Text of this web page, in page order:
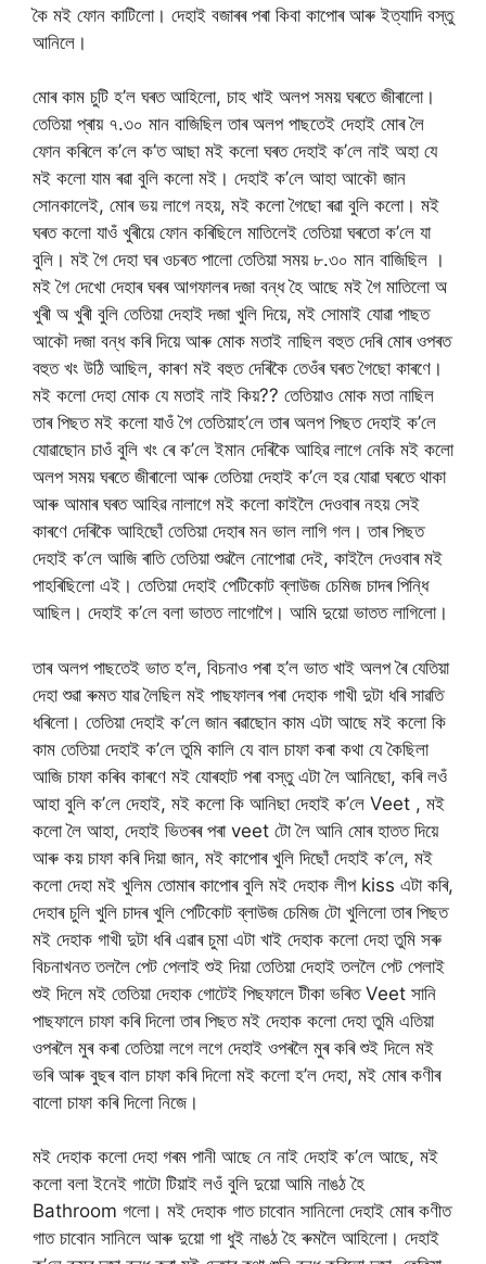
কৈ ম‌ই ফোন কাটিলো। দেহাই বজাৰৰ পৰা কিবা কাপোৰ আৰু ইত্যাদি বস্তু
আনিলে।
মোৰ কাম চুটি হ’ল ঘৰত আহিলো, চাহ খাই অলপ সময় ঘৰতে জীৰালো।
তেতিয়া প্ৰায় ৭.৩০ মান বাজিছিল তাৰ অলপ পাছতেই দেহাই মোৰ লৈ
ফোন কৰিলে ক’লে ক’ত আছা ম‌ই কলো ঘৰত দেহাই ক’লে নাই অহা যে
ম‌ই কলো যাম ৰৱা বুলি কলো মই। দেহাই ক’লে আহা আকৌ জান
সোনকালেই, মোৰ ভয় লাগে নহয়, মই কলো গৈছো ৰৱা বুলি কলো। মই
ঘৰত কলো যাওঁ‌ খুৰীয়ে ফোন কৰিছিলে মাতিলেই তেতিয়া ঘৰতো ক’লে যা
বুলি। মই গৈ দেহা ঘৰ ওচৰত পালো তেতিয়া সময় ৮.৩০ মান বাজিছিল ।
মই গৈ দেখো দেহাৰ ঘৰৰ আগফালৰ দজা বন্ধ হৈ আছে মই গৈ মাতিলো অ
খুৰী অ খুৰী বুলি তেতিয়া দেহাই দজা খুলি দিয়ে, মই সোমাই যোৱা পাছত
আকৌ দজা বন্ধ কৰি দিয়ে আৰু মোক মতাই নাছিল বহুত দেৰি মোৰ ওপৰত
বহুত খং উঠি আছিল, কাৰণ মই বহুত দেৰিকৈ তেওঁৰ ঘৰত গৈছো কাৰণে।
মই কলো দেহা মোক যে মতাই নাই কিয়?? তেতিয়াও মোক মতা নাছিল
তাৰ পিছত ম‌ই কলো যাওঁ গৈ তেতিয়াহ’লে তাৰ অলপ পিছত দেহাই ক’লে
যোৱাছোন চাওঁ বুলি খং ৰে ক’লে ইমান দেৰিকৈ আহিৱ লাগে নেকি মই কলো
অলপ সময় ঘৰতে জীৰালো আৰু তেতিয়া দেহাই ক’লে হৱ যোৱা ঘৰতে থাকা
আৰু আমাৰ ঘৰত আহিৱ নালাগে মই কলো কাইলৈ দেওবাৰ নহয় সেই
কাৰণে দেৰিকৈ আহিছোঁ তেতিয়া দেহাৰ মন ভাল লাগি গল। তাৰ পিছত
দেহাই ক’লে আজি ৰাতি তেতিয়া শুৱলৈ নোপোৱা দেই, কাইলৈ দেওবাৰ ম‌ই
পাহৰিছিলো এই। তেতিয়া দেহাই পেটিকোট ব্লাউজ চেমিজ চাদৰ পিন্ধি
আছিল। দেহাই ক’লে বলা ভাতত লাগোগৈ। আমি দুয়ো ভাতত লাগিলো।
তাৰ অলপ পাছতেই ভাত হ’ল, বিচনাও পৰা হ’ল ভাত খাই অলপ ৰৈ যেতিয়া
দেহা শুৱা ৰুমত যাৱ লৈছিল মই পাছফালৰ পৰা দেহাক গাখী দুটা ধৰি সাৱতি
ধৰিলো। তেতিয়া দেহাই ক’লে জান ৰৱাছোন কাম এটা আছে মই কলো কি
কাম তেতিয়া দেহাই ক’লে তুমি কালি যে বাল চাফা কৰা কথা যে কৈছিলা
আজি চাফা কৰিব কাৰণে ম‌ই যোৰহাট পৰা বস্তু এটা লৈ আনিছো, কৰি ল‌ওঁ
আহা বুলি ক’লে দেহাই, মই কলো কি আনিছা দেহাই ক’লে Veet , মই
কলো লৈ আহা, দেহাই ভিতৰৰ পৰা veet টো লৈ আনি মোৰ হাতত দিয়ে
আৰু কয় চাফা কৰি দিয়া জান, মই কাপোৰ খুলি দিছোঁ দেহাই ক’লে, মই
কলো দেহা ম‌ই খুলিম তোমাৰ কাপোৰ বুলি ম‌ই দেহাক লীপ kiss এটা কৰি,
দেহাৰ চুলি খুলি চাদৰ খুলি পেটিকোট ব্লাউজ চেমিজ টো খুলিলো তাৰ পিছত
মই দেহাক গাখী দুটা ধৰি এৱাৰ চুমা এটা খাই দেহাক কলো দেহা তুমি সৰু
বিচনাখনত তললৈ পেট পেলাই শু‌ই দিয়া তেতিয়া দেহাই তললৈ পেট পেলাই
শু‌ই দিলে মই তেতিয়া দেহাক গোটেই পিছফালে টীকা ভৰিত Veet সানি
পাছফালে চাফা কৰি দিলো তাৰ পিছত ম‌ই দেহাক কলো দেহা তুমি এতিয়া
ওপৰলৈ মুৰ কৰা তেতিয়া লগে লগে দেহাই ওপৰলৈ মুৰ কৰি শুই দিলে মই
ভৰি আৰু বুছৰ বাল চাফা কৰি দিলো মই কলো হ’ল দেহা, মই মোৰ কণীৰ
বালো চাফা কৰি দিলো নিজে।
মই দেহাক কলো দেহা গৰম পানী আছে নে নাই দেহাই ক’লে আছে, মই
কলো বলা ইনেই গাটো টিয়াই ল‌ওঁ বুলি দুয়ো আমি নাঙঠ হৈ
Bathroom গলো। মই দেহাক গাত চাবোন সানিলো দেহাই মোৰ কণীত
গাত চাবোন সানিলে আৰু দুয়ো গা ধুই নাঙঠ হৈ ৰুমলৈ আহিলো। দেহাই